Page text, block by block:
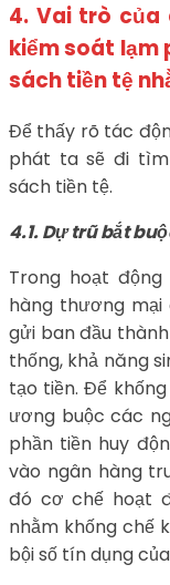
4. Vai trò của
kiểm soát lạm
sách tiền tệ
Để thấy rõ tác
phát ta sẽ đi
sách tiền tệ.
4.1. Dự trũ bắt
Trong hoạt
hàng thương mại
gửi ban đầu
thống, khả năng
tạo tiền. Để
ương buộc các
phần tiền huy
vào ngân hàng
đó cơ chế hoạt
nhằm khống chế
bội số tín dụng